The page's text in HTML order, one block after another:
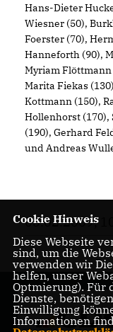
Hans-Dieter
Wiesner (50),
Foerster (70),
Hanneforth (90),
Myriam Flöttmann
Marita Fiekas
Kottmann (150),
Hollenhorst (170),
(190), Gerhard
und Andreas
05.02.2009,
Cookie Hinweis
Diese Webseite
sind, um die
verwenden wir
helfen, unser
Optmierung). Für
Dienste,
Einwilligung
Informationen